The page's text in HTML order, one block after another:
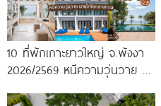
10 ที่พักเกาะยาวใหญ่ จ.พังงา
2026/2569 หนีความวุ่นวาย มา